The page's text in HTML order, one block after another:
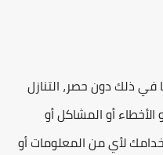
ذلك دون حصر، التنازل
أو المشاكل أو
لأي من المعلومات أو